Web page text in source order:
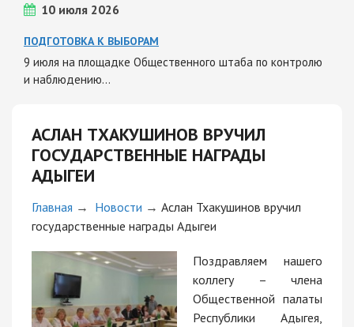
10 июля 2026
ПОДГОТОВКА К ВЫБОРАМ
9 июля на площадке Общественного штаба по контролю
и наблюдению…
АСЛАН ТХАКУШИНОВ ВРУЧИЛ
ГОСУДАРСТВЕННЫЕ НАГРАДЫ
АДЫГЕИ
Главная → Новости → Аслан Тхакушинов вручил
государственные награды Адыгеи
Поздравляем нашего
коллегу – члена
Общественной палаты
Республики Адыгея,